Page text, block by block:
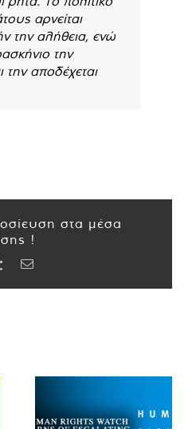
αρνείται
την αλήθεια, ενώ
την
την αποδέχεται
στα μέσα
!
TumblrEmail